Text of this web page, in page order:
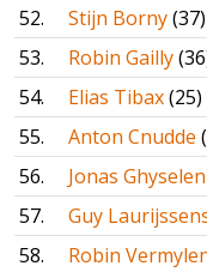
52.
Stijn Borny(37)
53.
Robin Gailly
54.
Elias Tibax(25)
55.
Anton Cnudde
56.
Jonas Ghyselen
57.
Guy
58.
Robin